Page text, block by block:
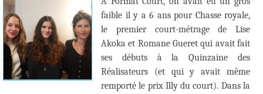
faible il y a 6 ans pour Chasse royale,
le premier court-métrage de Lise
Akoka et Romane Gueret qui avait fait
ses débuts à la Quinzaine des
Réalisateurs (et qui y avait même
remporté le prix Illy du court). Dans la